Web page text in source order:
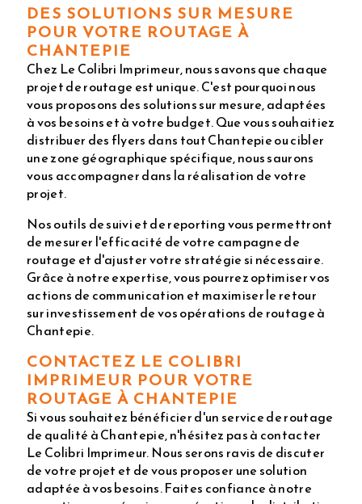
DES SOLUTIONS SUR MESURE
POUR VOTRE ROUTAGE À
CHANTEPIE
Chez Le Colibri Imprimeur, nous savons que chaque
projet de routage est unique. C'est pourquoi nous
vous proposons des solutions sur mesure, adaptées
à vos besoins et à votre budget. Que vous souhaitiez
distribuer des flyers dans tout Chantepie ou cibler
une zone géographique spécifique, nous saurons
vous accompagner dans la réalisation de votre
projet.
Nos outils de suivi et de reporting vous permettront
de mesurer l'efficacité de votre campagne de
routage et d'ajuster votre stratégie si nécessaire.
Grâce à notre expertise, vous pourrez optimiser vos
actions de communication et maximiser le retour
sur investissement de vos opérations de routage à
Chantepie.
CONTACTEZ LE COLIBRI
IMPRIMEUR POUR VOTRE
ROUTAGE À CHANTEPIE
Si vous souhaitez bénéficier d'un service de routage
de qualité à Chantepie, n'hésitez pas à contacter
Le Colibri Imprimeur. Nous serons ravis de discuter
de votre projet et de vous proposer une solution
adaptée à vos besoins. Faites confiance à notre